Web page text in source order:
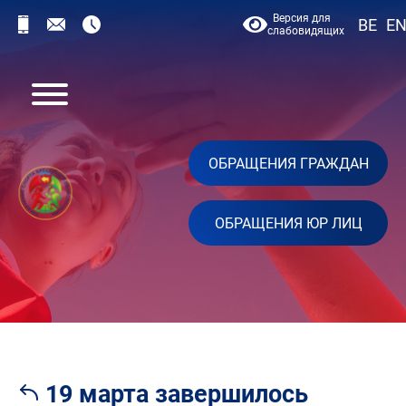
Версия для
слабовидящих
BE EN
ОБРАЩЕНИЯ ГРАЖДАН
ОБРАЩЕНИЯ ЮР ЛИЦ
19 марта завершилось